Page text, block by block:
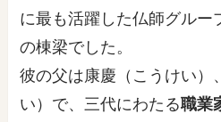
に最も活躍した仏師グルー
の棟梁でした。
彼の父は康慶（こうけい）
い）で、三代にわたる職業